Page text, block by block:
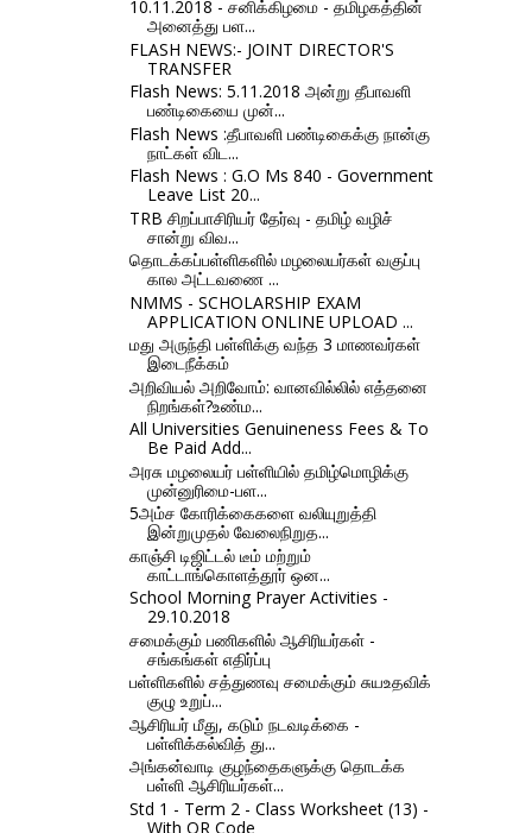
10.11.2018 - சனிக்கிழமை - தமிழகத்தின்
அனைத்து பள...
FLASH NEWS:- JOINT DIRECTOR'S
TRANSFER
Flash News: 5.11.2018 அன்று தீபாவளி
பண்டிகையை முன்...
Flash News :தீபாவளி பண்டிகைக்கு நான்கு
நாட்கள் விட...
Flash News : G.O Ms 840 - Government
Leave List 20...
TRB சிறப்பாசிரியர் தேர்வு - தமிழ் வழிச்
சான்று விவ...
தொடக்கப்பள்ளிகளில் மழலையர்கள் வகுப்பு
கால அட்டவணை ...
NMMS - SCHOLARSHIP EXAM
APPLICATION ONLINE UPLOAD ...
மது அருந்தி பள்ளிக்கு வந்த 3 மாணவர்கள்
இடைநீக்கம்
அறிவியல் அறிவோம்: வானவில்லில் எத்தனை
நிறங்கள்?உண்ம...
All Universities Genuineness Fees & To
Be Paid Add...
அரசு மழலையர் பள்ளியில் தமிழ்மொழிக்கு
முன்னுரிமை-பள...
5அம்ச கோரிக்கைகளை வலியுறுத்தி
இன்றுமுதல் வேலைநிறுத...
காஞ்சி டிஜிட்டல் டீம் மற்றும்
காட்டாங்கொளத்தூர் ஒன...
School Morning Prayer Activities -
29.10.2018
சமைக்கும் பணிகளில் ஆசிரியர்கள் -
சங்கங்கள் எதிர்ப்பு
பள்ளிகளில் சத்துணவு சமைக்கும் சுயஉதவிக்
குழு உறுப்...
ஆசிரியர் மீது, கடும் நடவடிக்கை -
பள்ளிக்கல்வித் து...
அங்கன்வாடி குழந்தைகளுக்கு தொடக்க
பள்ளி ஆசிரியர்கள்...
Std 1 - Term 2 - Class Worksheet (13) -
With QR Code